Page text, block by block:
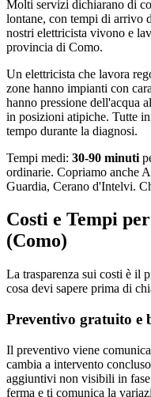
Molti servizi dichiarano di
lontane, con tempi di arrivo
nostri elettricista vivono e
provincia di Como.
Un elettricista che lavora
zone hanno impianti con
hanno pressione dell'acqua
in posizioni atipiche. Tutte
tempo durante la diagnosi.
Tempi medi: 30-90 minuti
ordinarie. Copriamo anche
Guardia, Cerano d'Intelvi.
Costi e Tempi
(Como)
La trasparenza sui costi è il
cosa devi sapere prima di
Preventivo gratuito e
Il preventivo viene
cambia a intervento
aggiuntivi non visibili in
ferma e ti comunica la